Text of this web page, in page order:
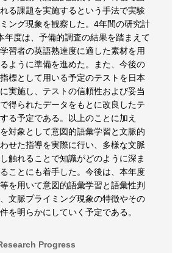
る課題を実施するという手法で実験
ング現象を観察した。4年間の研究計
年度は、予備的調査の結果を踏まえて
習者の英語熟達度に適した素材を用
ように準備を進めた。また、今後の
標として用いる予定のテストを日本
実施し、テストの信頼性および妥当
得られたデータをもとに改良したテ
る予定である。以上のことに加え
対象として意図的語彙学習と文脈的
せた指導を実際に行い、多様な文脈
触れることで知識がどのように深ま
ことにも着手した。今後は、本年度
を用いて意図的語彙学習と語彙性判
文脈プライミング現象の特徴やその
を明らかにしていく予定である。
Progress